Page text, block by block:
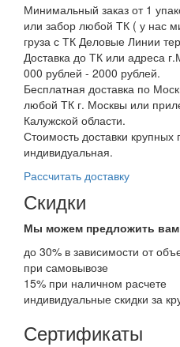
Минимальный заказ от 1
или забор любой ТК ( у нас
груза с ТК Деловые Линии
Доставка до ТК или адреса
000 рублей - 2000 рублей.
Бесплатная доставка по
любой ТК г. Москвы или
Калужской области.
Стоимость доставки крупных
индивидуальная.
Рассчитать доставку
Скидки
Мы можем предложить вам
до 30% в зависимости от
при самовывозе
15% при наличном расчете
индивидуальные скидки за
Сертификаты